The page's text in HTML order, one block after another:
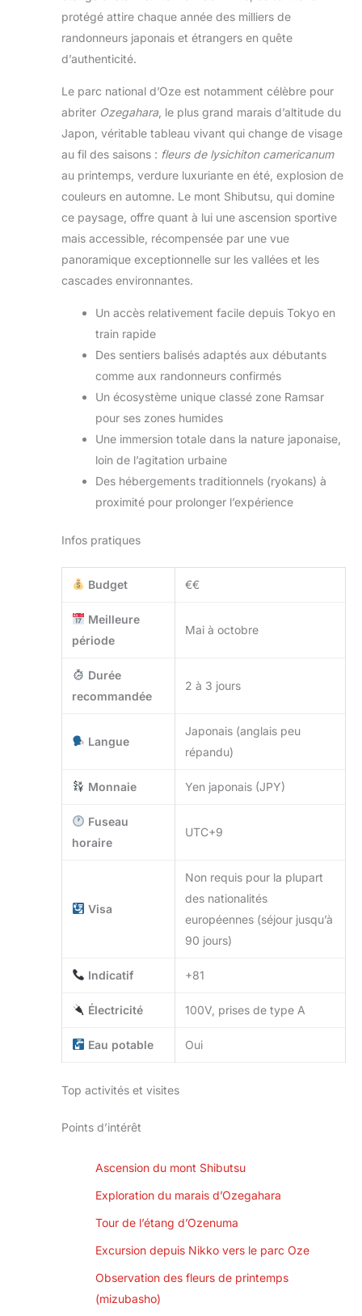
protégé attire chaque année des milliers de
randonneurs japonais et étrangers en quête
d’authenticité.
Le parc national d’Oze est notamment célèbre pour
abriter Ozegahara , le plus grand marais d’altitude du
Japon, véritable tableau vivant qui change de visage
au fil des saisons : fleurs de lysichiton camericanum
au printemps, verdure luxuriante en été, explosion de
couleurs en automne. Le mont Shibutsu, qui domine
ce paysage, offre quant à lui une ascension sportive
mais accessible, récompensée par une vue
panoramique exceptionnelle sur les vallées et les
cascades environnantes.
Un accès relativement facile depuis Tokyo en
train rapide
Des sentiers balisés adaptés aux débutants
comme aux randonneurs confirmés
Un écosystème unique classé zone Ramsar
pour ses zones humides
Une immersion totale dans la nature japonaise,
loin de l’agitation urbaine
Des hébergements traditionnels (ryokans) à
proximité pour prolonger l’expérience
Infos pratiques
Budget €€
Meilleure
période
Mai à octobre
Durée
recommandée
2 à 3 jours
Langue
Japonais (anglais peu
répandu)
Monnaie Yen japonais (JPY)
Fuseau
horaire
UTC+9
Visa
Non requis pour la plupart
des nationalités
européennes (séjour jusqu’à
90 jours)
Indicatif +81
Électricité 100V, prises de type A
Eau potable Oui
Top activités et visites
Points d’intérêt
Ascension du mont Shibutsu
Exploration du marais d’Ozegahara
Tour de l’étang d’Ozenuma
Excursion depuis Nikko vers le parc Oze
Observation des fleurs de printemps
(mizubasho)